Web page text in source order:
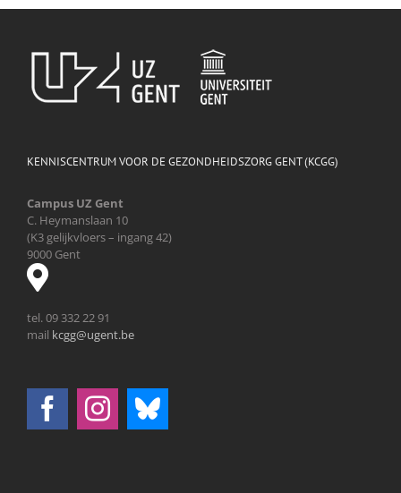
KENNISCENTRUM VOOR DE GEZONDHEIDSZORG GENT (KCGG)
Campus UZ Gent
C. Heymanslaan 10
(K3 gelijkvloers – ingang 42)
9000 Gent
tel. 09 332 22 91
mail kcgg@ugent.be